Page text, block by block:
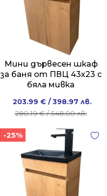
Мини дървесен шкаф
за баня от ПВЦ 43х23 с
бяла мивка
280.19€/ 548.00 лв.
Original
price
280.19 €
/
548.00 лв..
203.99 € / 398.97 лв.
Current
price
203.99 €
/
398.97 лв..
-25%